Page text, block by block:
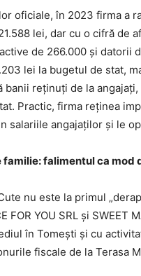
oficiale, în 2023 firma a
lei, dar cu o cifră de
de 266.000 și datorii
lei la bugetul de stat,
banii reținuți de la
Practic, firma reținea
salariile angajaților și le
familie: falimentul ca mod
nu este la primul
FOR YOU SRL și SWEET
în Tomești și cu
fiscale de la Terasa